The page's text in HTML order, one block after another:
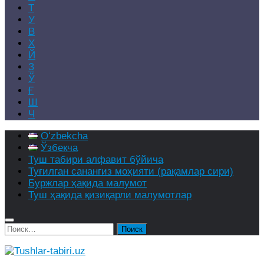
Т
У
В
Х
Й
З
Ў
Ғ
Ш
Ч
Oʻzbekcha
Ўзбекча
Туш табири алфавит бўйича
Туғилган санангиз моҳияти (рақамлар сири)
Буржлар ҳақида малумот
Туш ҳақида қизиқарли малумотлар
Найти: